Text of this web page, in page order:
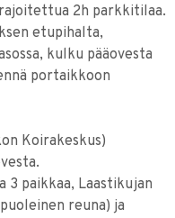
2h parkkitilaa.
etupihalta,
kulku pääovesta
portaikkoon
Koirakeskus)
3 paikkaa, Laastikujan
reuna) ja